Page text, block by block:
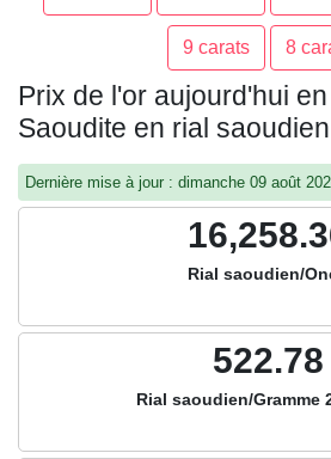
9 carats 8
Prix de l'or aujourd'hui
Saoudite en rial
Dernière mise à jour : dimanche 09 août
Rial saoudien/
522.78
Rial saoudien/Gramme